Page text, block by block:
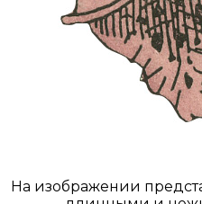
На изображении